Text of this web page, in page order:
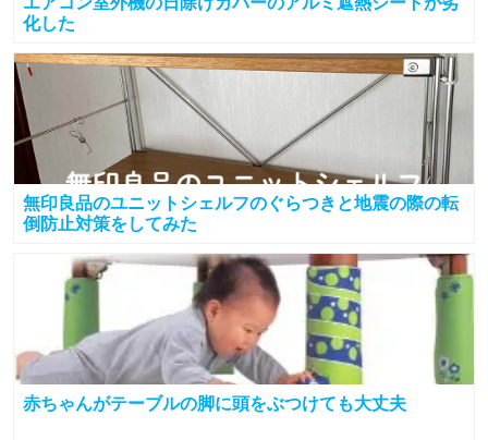
化した
無印良品のユニットシェルフのぐらつきと地震の際の転
倒防止対策をしてみた
赤ちゃんがテーブルの脚に頭をぶつけても大丈夫